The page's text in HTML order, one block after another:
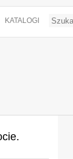
KATALOGI